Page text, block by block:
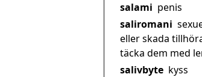
salami penis
saliromani
eller skada
täcka dem med
salivbyte kyss